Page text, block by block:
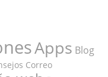
Apps Blog
Correo